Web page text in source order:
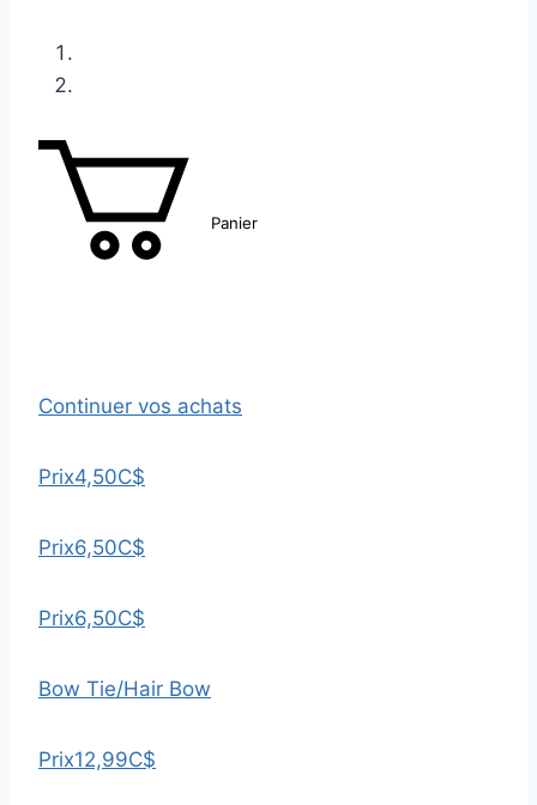
Panier
Continuer vos achats
Prix4,50C$
Prix6,50C$
Prix6,50C$
Bow Tie/Hair Bow
Prix12,99C$